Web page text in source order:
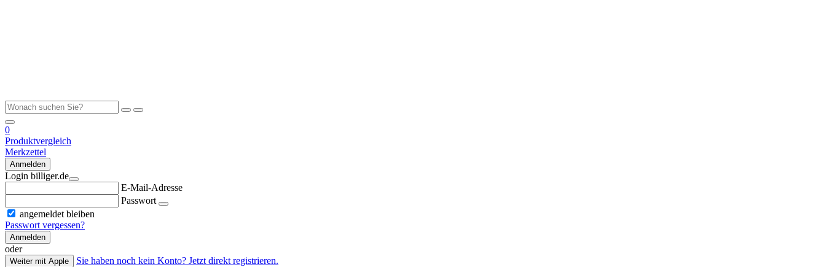
0
Produktvergleich
Merkzettel
Anmelden
Login billiger.de
E-Mail-Adresse
Passwort
angemeldet bleiben
Passwort vergessen?
Anmelden
oder
Weiter mit Apple
Sie haben noch kein Konto? Jetzt direkt registrieren.